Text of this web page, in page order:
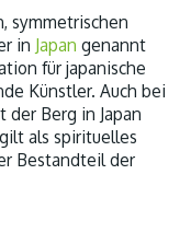
symmetrischen
in Japan genannt
für japanische
Künstler. Auch bei
Berg in Japan
als spirituelles
Bestandteil der